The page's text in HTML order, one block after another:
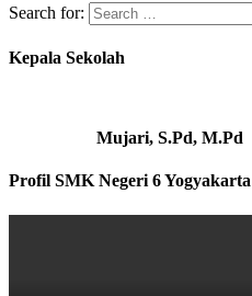
Search for:
Kepala Sekolah
Mujari, S.Pd, M.Pd
Profil SMK Negeri 6 Yogyakarta